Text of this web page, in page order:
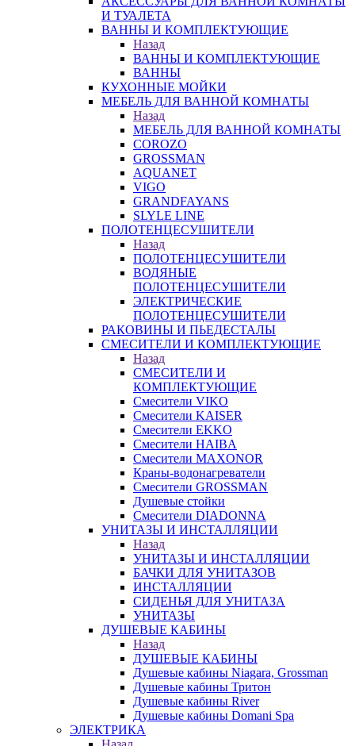
И ТУАЛЕТА
ВАННЫ И КОМПЛЕКТУЮЩИЕ
Назад
ВАННЫ И КОМПЛЕКТУЮЩИЕ
ВАННЫ
КУХОННЫЕ МОЙКИ
МЕБЕЛЬ ДЛЯ ВАННОЙ КОМНАТЫ
Назад
МЕБЕЛЬ ДЛЯ ВАННОЙ КОМНАТЫ
COROZO
GROSSMAN
AQUANET
VIGO
GRANDFAYANS
SLYLE LINE
ПОЛОТЕНЦЕСУШИТЕЛИ
Назад
ПОЛОТЕНЦЕСУШИТЕЛИ
ВОДЯНЫЕ
ПОЛОТЕНЦЕСУШИТЕЛИ
ЭЛЕКТРИЧЕСКИЕ
ПОЛОТЕНЦЕСУШИТЕЛИ
РАКОВИНЫ И ПЬЕДЕСТАЛЫ
СМЕСИТЕЛИ И КОМПЛЕКТУЮЩИЕ
Назад
СМЕСИТЕЛИ И
КОМПЛЕКТУЮЩИЕ
Смесители VIKO
Смесители KAISER
Смесители EKKO
Смесители HAIBA
Смесители MAXONOR
Краны-водонагреватели
Смесители GROSSMAN
Душевые стойки
Смесители DIADONNA
УНИТАЗЫ И ИНСТАЛЛЯЦИИ
Назад
УНИТАЗЫ И ИНСТАЛЛЯЦИИ
БАЧКИ ДЛЯ УНИТАЗОВ
ИНСТАЛЛЯЦИИ
СИДЕНЬЯ ДЛЯ УНИТАЗА
УНИТАЗЫ
ДУШЕВЫЕ КАБИНЫ
Назад
ДУШЕВЫЕ КАБИНЫ
Душевые кабины Niagara, Grossman
Душевые кабины Тритон
Душевые кабины River
Душевые кабины Domani Spa
ЭЛЕКТРИКА